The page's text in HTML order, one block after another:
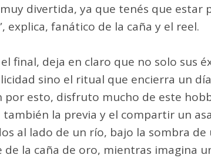
divertida, ya que tenés que estar
explica, fanático de la caña y el reel.
final, deja en claro que no solo sus
sino el ritual que encierra un
por esto, disfruto mucho de este
también la previa y el compartir un
al lado de un río, bajo la sombra de
de la caña de oro, mientras imagina